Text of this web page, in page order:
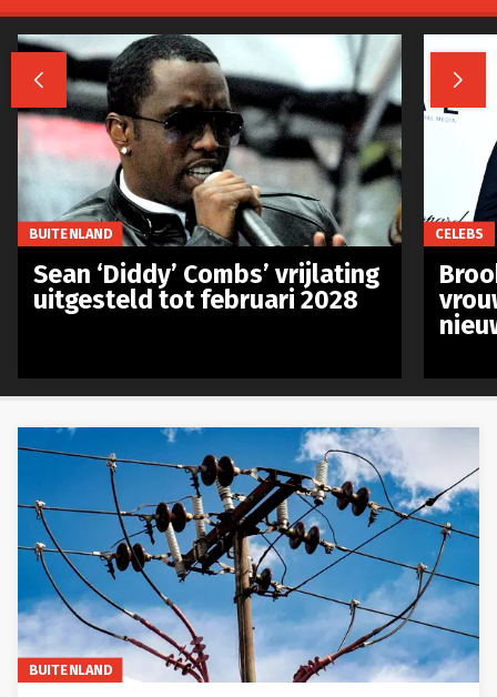
BUITENLAND
 
BUITENLAND
Sean ‘Diddy’ Combs’ vrijlating
uitgesteld tot februari 2028
CELEBS